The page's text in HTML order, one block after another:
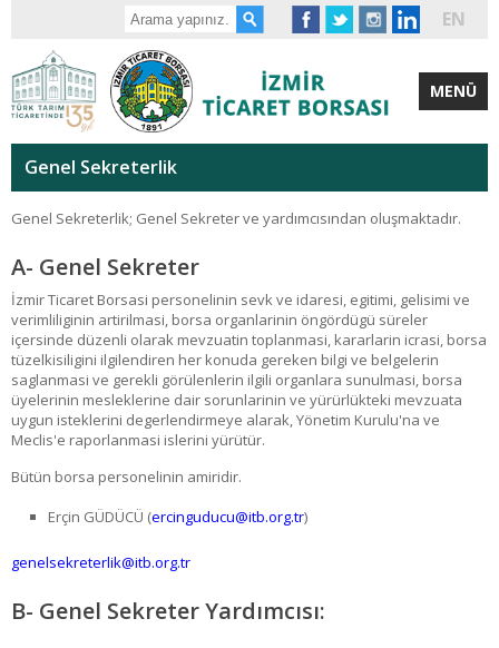
EN
MENÜ
Genel Sekreterlik
Genel Sekreterlik; Genel Sekreter ve yardımcısından oluşmaktadır.
A- Genel Sekreter
İzmir Ticaret Borsasi personelinin sevk ve idaresi, egitimi, gelisimi ve
verimliliginin artirilmasi, borsa organlarinin öngördügü süreler
içersinde düzenli olarak mevzuatin toplanmasi, kararlarin icrasi, borsa
tüzelkisiligini ilgilendiren her konuda gereken bilgi ve belgelerin
saglanmasi ve gerekli görülenlerin ilgili organlara sunulmasi, borsa
üyelerinin mesleklerine dair sorunlarinin ve yürürlükteki mevzuata
uygun isteklerini degerlendirmeye alarak, Yönetim Kurulu'na ve
Meclis'e raporlanmasi islerini yürütür.
Bütün borsa personelinin amiridir.
Erçin GÜDÜCÜ (ercinguducu@itb.org.tr)
genelsekreterlik@itb.org.tr
B- Genel Sekreter Yardımcısı: